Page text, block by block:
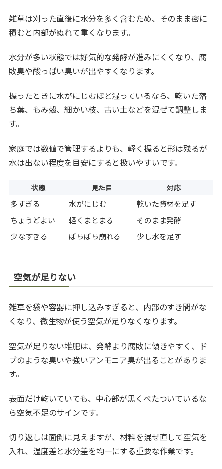
雑草は刈った直後に水分を多く含むため、そのまま密に
積むと内部がぬれて重くなります。
水分が多い状態では好気的な発酵が進みにくくなり、腐
敗臭や酸っぱい臭いが出やすくなります。
握ったときに水がにじむほど湿っているなら、乾いた落
ち葉、もみ殻、細かい枝、古い土などを混ぜて調整しま
す。
家庭では数値で管理するよりも、軽く握ると形は残るが
水は出ない程度を目安にすると扱いやすいです。
状態 見た目 対応
多すぎる 水がにじむ
乾いた資材を足す
ちょうどよい
軽くまとまる
そのまま発酵
少なすぎる
ぱらぱら崩れる 少し水を足す
空気が足りない
雑草を袋や容器に押し込みすぎると、内部のすき間がな
くなり、微生物が使う空気が足りなくなります。
空気が足りない堆肥は、発酵より腐敗に傾きやすく、ド
ブのような臭いや強いアンモニア臭が出ることがありま
す。
表面だけ乾いていても、中心部が黒くべたついているな
ら空気不足のサインです。
切り返しは面倒に見えますが、材料を混ぜ直して空気を
入れ、温度差と水分差を均一にする重要な作業です。